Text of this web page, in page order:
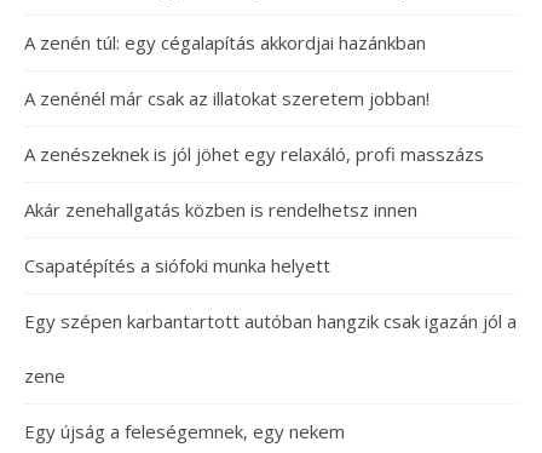
A zenén túl: egy cégalapítás akkordjai hazánkban
A zenénél már csak az illatokat szeretem jobban!
A zenészeknek is jól jöhet egy relaxáló, profi masszázs
Akár zenehallgatás közben is rendelhetsz innen
Csapatépítés a siófoki munka helyett
Egy szépen karbantartott autóban hangzik csak igazán jól a
zene
Egy újság a feleségemnek, egy nekem